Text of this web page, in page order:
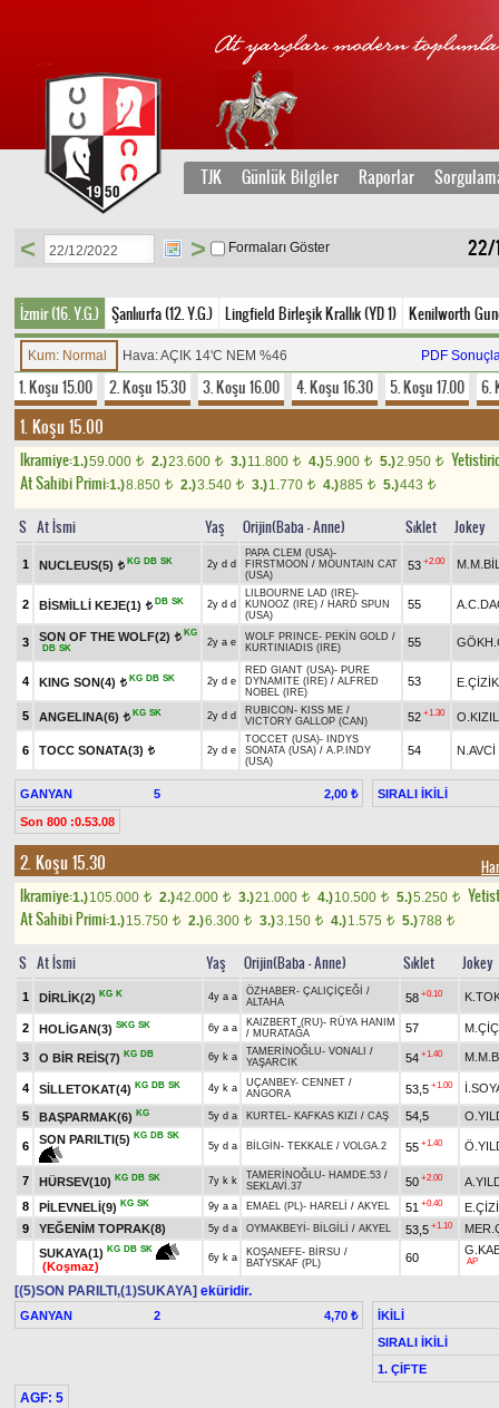
TJK Günlük Bilgiler Raporlar
22/
< > Formaları Göster
İzmir (16. Y.G.) Şanlıurfa (12. Y.G.) Lingfield Birleşik Krallık (YD 1) Kenilworth
Kum: Normal Hava: AÇIK 14'C NEM %46 PDF
1. Koşu 15.00 2. Koşu 15.30 3. Koşu 16.00 4. Koşu 16.30 5. Koşu 17.00 6.
1. Koşu 15.00
Ikramiye:1.)59.000 t 2.)23.600 t 3.)11.800 t 4.)5.900 t 5.)2.950 t
At Sahibi Primi:1.)8.850 t 2.)3.540 t 3.)1.770 t 4.)885 t 5.)443 t
S At İsmi Yaş Orijin(Baba - Anne) Sıklet Jokey
1 NUCLEUS(5) t KG DB SK 2y d d
PAPA CLEM (USA)-
FIRSTMOON / MOUNTAIN CAT
(USA)
53 +2.00
2 BİSMİLLİ KEJE(1) t DB SK 2y d d
LILBOURNE LAD (IRE)-
KUNOOZ (IRE) / HARD SPUN
(USA)
55
3 SON OF THE WOLF(2) t KG
DB SK
2y a e WOLF PRINCE- PEKİN GOLD /
KURTINIADIS (IRE)
55
4 KING SON(4) t KG DB SK 2y d e
RED GIANT (USA)- PURE
DYNAMITE (IRE) / ALFRED
NOBEL (IRE)
53 E.ÇİZİK
5 ANGELINA(6) t KG SK 2y d d RUBICON - KISS ME /
VICTORY GALLOP (CAN)
52 +1.30
6 TOCC SONATA(3) t 2y d e
TOCCET (USA)-
INDYS
SONATA (USA) / A.P.INDY
(USA)
54 N.AVCİ
GANYAN 5 2,00 ₺ SIRALI İKİLİ
Son 800 :0.53.08
2. Koşu 15.30
Ikramiye:1.)105.000 t 2.)42.000 t 3.)21.000 t 4.)10.500 t 5.)5.250 t
At Sahibi Primi:1.)15.750 t 2.)6.300 t 3.)3.150 t 4.)1.575 t 5.)788 t
S At İsmi Yaş Orijin(Baba - Anne) Sıklet Jokey
1 DİRLİK(2) KG K 4y a a ÖZHABER- ÇALIÇİÇEĞİ /
ALTAHA
58 +0.10
2 HOLİGAN(3) SKG SK 6y a a KAIZBERT (RU)- RÜYA HANIM
/ MURATAĞA 57
3 O BİR REİS(7) KG DB 6y k a TAMERİNOĞLU- VONALI /
YAŞARCIK
54 +1.40
4 SİLLETOKAT(4) KG DB SK 4y k a UÇANBEY- CENNET /
ANGORA
53,5 +1.00
5 BAŞPARMAK(6) KG 5y d a KURTEL- KAFKAS KIZI / CAŞ 54,5
6
SON PARILTI(5) KG DB SK
5y d a BİLGİN - TEKKALE / VOLGA.2 55 +1.40
7 HÜRSEV(10) KG DB SK 7y k k TAMERİNOĞLU- HAMDE.53 /
SEKLAVİ.37
50 +2.00
8
PİLEVNELİ(9) KG SK 9y a a EMAEL (PL)- HARELİ / AKYEL 51 +0.40
9
YEĞENİM TOPRAK(8) 5y d a OYMAKBEYİ - BİLGİLİ / AKYEL 53,5 +1.10
SUKAYA(1) KG DB SK
(Koşmaz)
6y k a KOŞANEFE- BİRSU /
BATYSKAF (PL)
60 AP
[(5)SON PARILTI,(1)SUKAYA] eküridir.
GANYAN 2 4,70 ₺
İKİLİ
SIRALI İKİLİ
1. ÇİFTE
AGF: 5